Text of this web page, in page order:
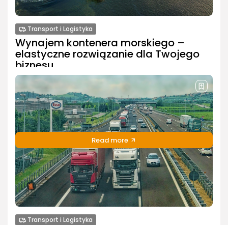
Transport i Logistyka
Wynajem kontenera morskiego –
elastyczne rozwiązanie dla Twojego
biznesu
Wynajem kontenera morskiego – elastyczne
magazynu, biura, a może szybkiego rozwiązania
logistycznego? Wynajem kontenera morskiego to
praktyczna i coraz popularniejsza odpowiedź na wiele
wyzwań w...
Read more
PUBLIKACJA:REDAKCJA 24 LIPCA, 2025
Transport i Logistyka